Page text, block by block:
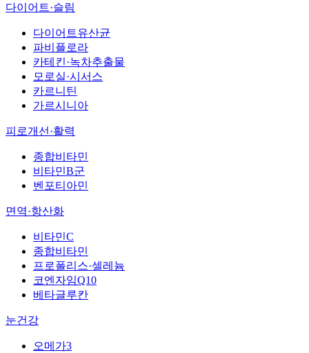
다이어트·슬림
다이어트유산균
파비플로라
카테킨·녹차추출물
모로실·시서스
카르니틴
가르시니아
피로개선·활력
종합비타민
비타민B군
벤포티아민
면역·항산화
비타민C
종합비타민
프로폴리스·셀레늄
코엔자임Q10
베타글루칸
눈건강
오메가3